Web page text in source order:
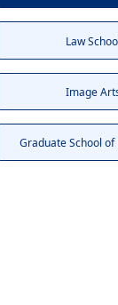
Law
Image